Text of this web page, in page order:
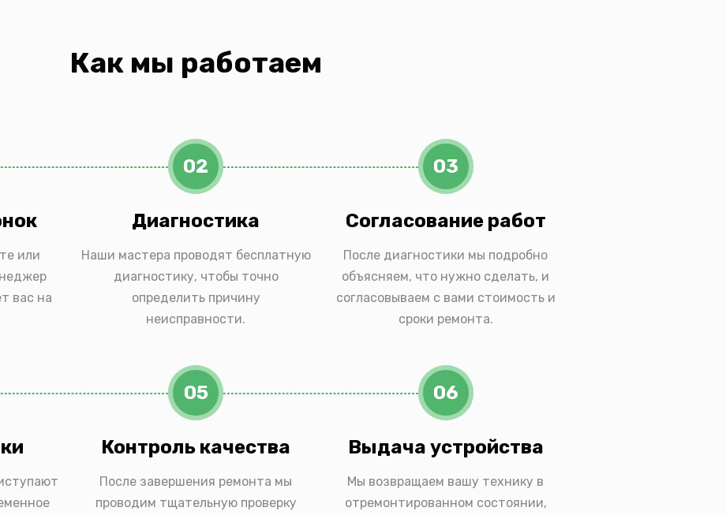
Как мы работаем
или
вас на
02
Диагностика
Наши мастера проводят бесплатную
диагностику, чтобы точно
определить причину
неисправности.
03
Согласование работ
После диагностики мы подробно
объясняем, что нужно сделать, и
согласовываем с вами стоимость и
сроки ремонта.
05
Контроль качества
После завершения ремонта мы
проводим тщательную проверку
06
Выдача устройства
Мы возвращаем вашу технику в
отремонтированном состоянии,